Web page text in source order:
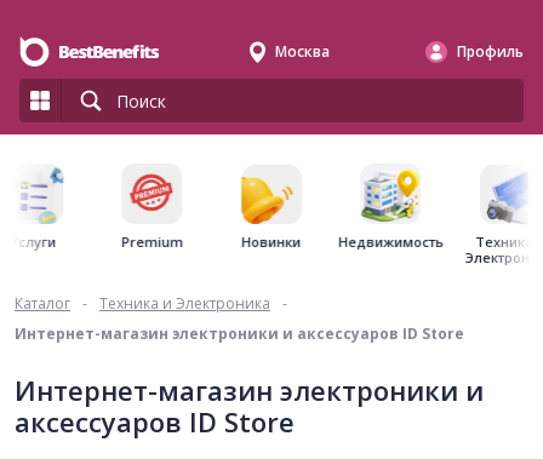
Москва Профиль
Услуги Premium Новинки Недвижимость
Техника
Каталог - Техника и Электроника
-
Интернет-магазин электроники и аксессуаров ID Store
Интернет-магазин электроники и
аксессуаров ID Store